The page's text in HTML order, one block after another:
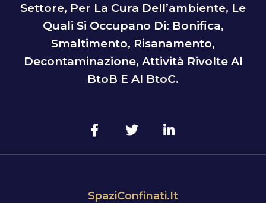
Settore, Per La Cura Dell’ambiente, Le
Quali Si Occupano Di: Bonifica,
Smaltimento, Risanamento,
Decontaminazione, Attività Rivolte Al
BtoB E Al BtoC.
SpaziConfinati.it